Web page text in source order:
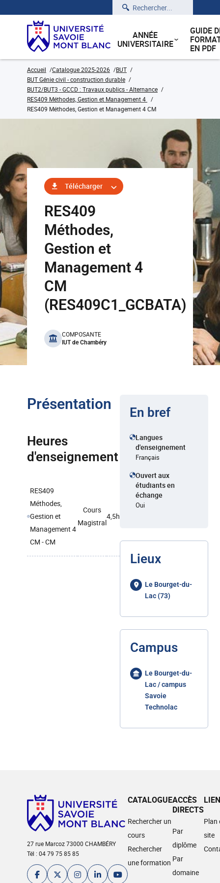
Rechercher
ANNÉE
UNIVERSITAIRE
GUIDE
EN PDF
Accueil Catalogue 2025-2026
BUT
BUT Génie civil - construction durable
BUT2/BUT3 - GCCD : Travaux publics - Alternance
RES409 Méthodes, Gestion et Management 4
RES409 Méthodes, Gestion et Management 4 CM
Télécharger
RES409
Méthodes,
Gestion et
Management 4
CM
(RES409C1_GCBATA)
benefits
COMPOSANTE
IUT de Chambéry
Présentation
Heures
d'enseignement
RES409
Méthodes,
Gestion et
Management 4
CM - CM
Cours
Magistral
4,5h
En bref
Langues
d'enseignement
Français
Ouvert aux
étudiants en
échange
Oui
Lieux
Le Bourget-du-
Lac (73)
Campus
Le Bourget-du-
Lac / campus
Savoie
Technolac
27 rue Marcoz 73000 CHAMBÉRY
Tél : 04 79 75 85 85
CATALOGUE
Rechercher un
cours
Rechercher
une formation
ACCÈS
DIRECTS
Par
diplôme
Par
domaine
Plan
site